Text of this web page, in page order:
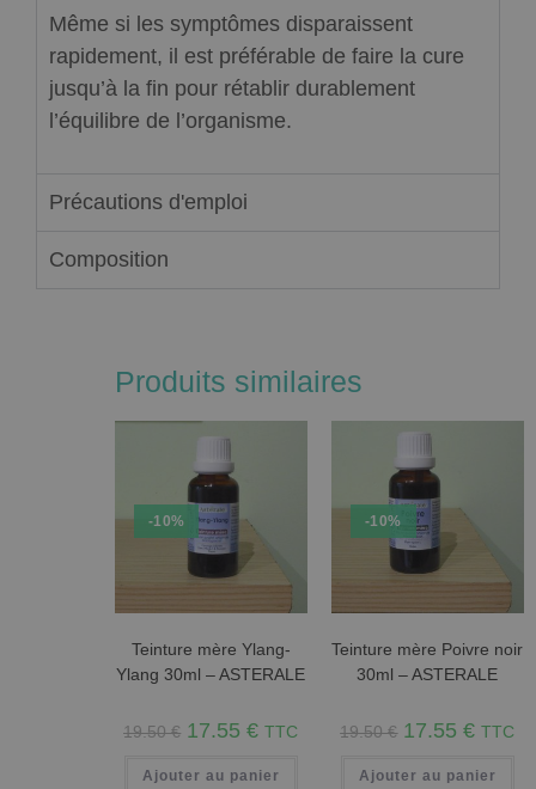
Même si les symptômes disparaissent
rapidement, il est préférable de faire la cure
jusqu’à la fin pour rétablir durablement
l’équilibre de l’organisme.
Précautions d'emploi
Composition
Produits similaires
-10%
Teinture mère Ylang-
Ylang 30ml – ASTERALE
19.50€ 17.55€ TTC
Ajouter au panier
-10%
Teinture mère Poivre noir
30ml – ASTERALE
19.50€ 17.55€ TTC
Ajouter au panier